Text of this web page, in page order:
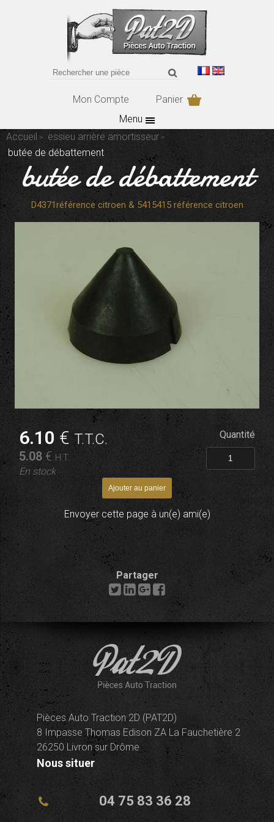
Mon Compte
Panier
Menu
Accueil
essieu arrière amortisseur
butée de débattement
butée de débattement
D4371référence citroen & 5415415 référence citroen
6.10 €T.T.C.
5.08 € H.T.
En stock
Quantité
Envoyer cette page à un(e) ami(e)
Partager
Pièces Auto Traction 2D (PAT2D)
8 Impasse Thomas Edison ZA La Fauchetière 2
26250 Livron sur Drôme
Nous situer
04 75 83 36 28